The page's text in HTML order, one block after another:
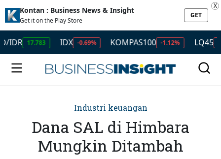
Kontan : Business News & Insight
Get it on the Play Store
GET
X
17.783 IDX -0.69% KOMPAS100 -1.12% LQ45 -0.96%
Industri keuangan
Dana SAL di Himbara
Mungkin Ditambah